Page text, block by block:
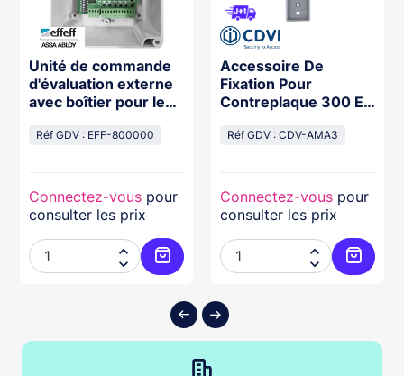
au panier
Unité de commande
d'évaluation externe
avec boîtier pour les
(e-)drive/ (e-)access
Réf GDV : EFF-800000
Connectez-vous pour
consulter les prix


Ajouter au panier
Accessoire De
Fixation Pour
Contreplaque 300 Et
Réf GDV : CDV-AMA3
Connectez-vous pour
consulter les prix

